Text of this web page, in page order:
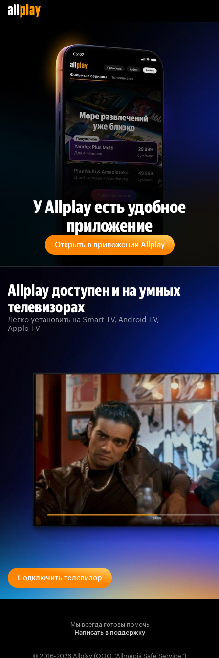
У Allplay есть удобное
приложение
Открыть в приложении Allplay
Allplay доступен и на умных
телевизорах
Легко установить на Smart TV, Android TV,
Apple TV
Подключить телевизор
Мы всегда готовы помочь
Написать в поддержку
© 2016-2026 Allplay (OOO “Allmedia Safe Service”)